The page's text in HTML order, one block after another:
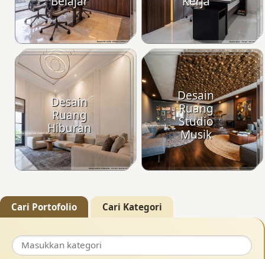
Desain
Ruang
Hiburan
Desain
Ruang
Studio
Musik
Cari Portofolio Cari Kategori